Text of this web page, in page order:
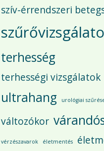
szív-érrendszeri
terhesség
terhességi vizsgálatok
ultrahang urológiai
változókor
vérzészavarok életmentés